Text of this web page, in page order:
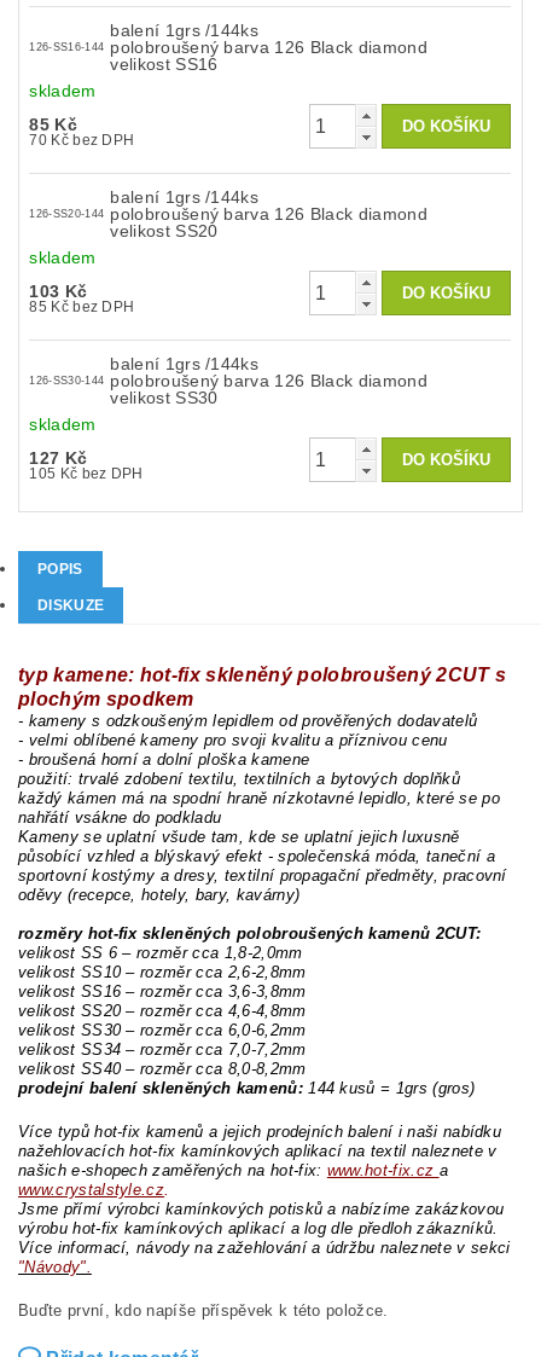
126-SS16-144
balení 1grs /144ks
polobroušený barva 126 Black diamond
velikost SS16
skladem
85 Kč
70 Kč bez DPH
126-SS20-144
balení 1grs /144ks
polobroušený barva 126 Black diamond
velikost SS20
skladem
103 Kč
85 Kč bez DPH
126-SS30-144
balení 1grs /144ks
polobroušený barva 126 Black diamond
velikost SS30
skladem
127 Kč
105 Kč bez DPH
POPIS
DISKUZE
typ kamene: hot-fix skleněný polobroušený 2CUT s
plochým spodkem
- kameny s odzkoušeným lepidlem od prověřených dodavatelů
- velmi oblíbené kameny pro svoji kvalitu a příznivou cenu
- broušená horní a dolní ploška kamene
použití: trvalé zdobení textilu, textilních a bytových doplňků
každý kámen má na spodní hraně nízkotavné lepidlo, které se po
nahřátí vsákne do podkladu
Kameny se uplatní všude tam, kde se uplatní jejich luxusně
působící vzhled a blýskavý efekt - společenská móda, taneční a
sportovní kostýmy a dresy, textilní propagační předměty, pracovní
oděvy (recepce, hotely, bary, kavárny)
rozměry hot-fix skleněných polobroušených kamenů 2CUT:
velikost SS 6 – rozměr cca 1,8-2,0mm
velikost SS10 – rozměr cca 2,6-2,8mm
velikost SS16 – rozměr cca 3,6-3,8mm
velikost SS20 – rozměr cca 4,6-4,8mm
velikost SS30 – rozměr cca 6,0-6,2mm
velikost SS34 – rozměr cca 7,0-7,2mm
velikost SS40 – rozměr cca 8,0-8,2mm
prodejní balení skleněných kamenů: 144 kusů = 1grs (gros)
Více typů hot-fix kamenů a jejich prodejních balení i naši nabídku
nažehlovacích hot-fix kamínkových aplikací na textil naleznete v
našich e-shopech zaměřených na hot-fix: www.hot-fix.cz a
www.crystalstyle.cz.
Jsme přímí výrobci kamínkových potisků a nabízíme zakázkovou
výrobu hot-fix kamínkových aplikací a log dle předloh zákazníků.
Více informací, návody na zažehlování a údržbu naleznete v sekci
"Návody".
Buďte první, kdo napíše příspěvek k této položce.